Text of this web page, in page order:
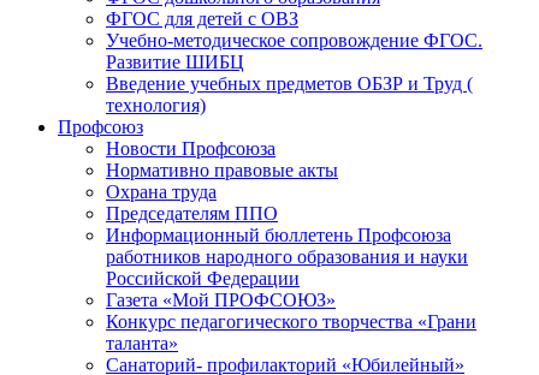
ФГОС для детей с ОВЗ
Учебно-методическое сопровождение ФГОС.
Развитие ШИБЦ
Введение учебных предметов ОБЗР и Труд (
технология)
Профсоюз
Новости Профсоюза
Нормативно правовые акты
Охрана труда
Председателям ППО
Информационный бюллетень Профсоюза
работников народного образования и науки
Российской Федерации
Газета «Мой ПРОФСОЮЗ»
Конкурс педагогического творчества «Грани
таланта»
Санаторий- профилакторий «Юбилейный»